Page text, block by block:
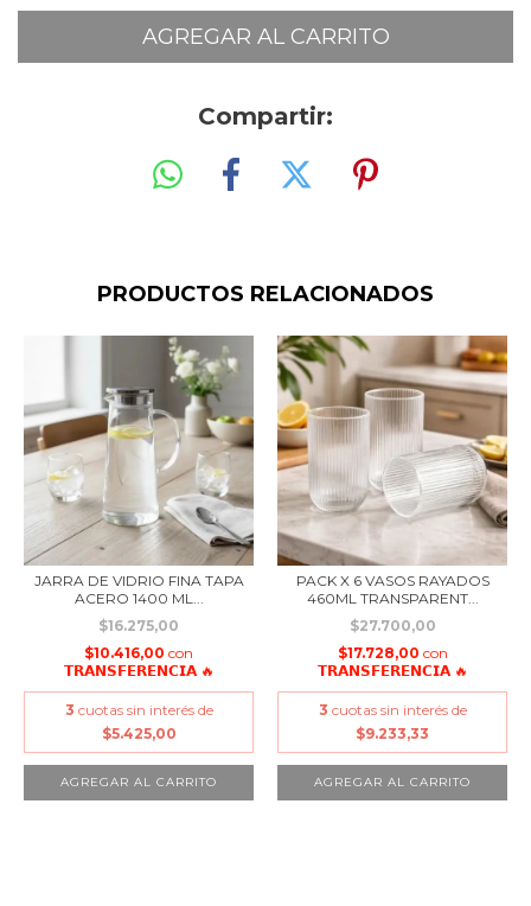
Compartir:
PRODUCTOS RELACIONADOS
JARRA DE VIDRIO FINA TAPA
ACERO 1400 ML...
$16.275,00
$10.416,00 con
𝗧𝗥𝗔𝗡𝗦𝗙𝗘𝗥𝗘𝗡𝗖𝗜𝗔 🔥
3 cuotas sin interés de
$5.425,00
PACK X 6 VASOS RAYADOS
460ML TRANSPARENT...
$27.700,00
$17.728,00 con
𝗧𝗥𝗔𝗡𝗦𝗙𝗘𝗥𝗘𝗡𝗖𝗜𝗔 🔥
3 cuotas sin interés de
$9.233,33